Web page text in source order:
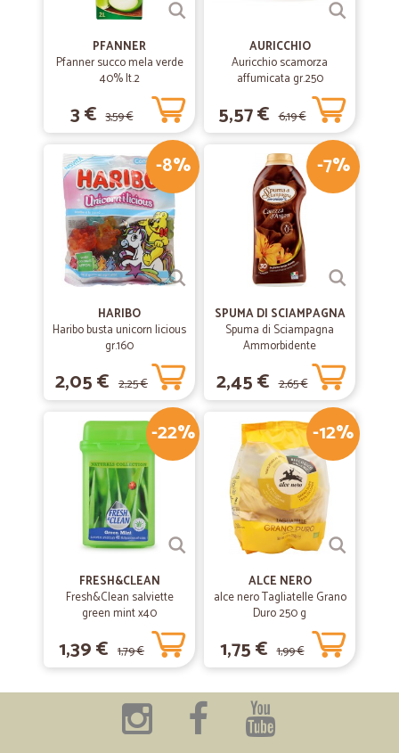
PFANNER
Pfanner succo mela verde
40% lt.2
3 € 3,59 €
AURICCHIO
Auricchio scamorza
affumicata gr.250
5,57 € 6,19 €
-8%
HARIBO
Haribo busta unicorn licious
gr.160
2,05 € 2,25 €
-7%
SPUMA DI SCIAMPAGNA
Spuma di Sciampagna
Ammorbidente
Concentrato Carezza
d'Argan 600 ml
2,45 € 2,65 €
-22%
FRESH&CLEAN
Fresh&Clean salviette
green mint x40
1,39 € 1,79 €
-12%
ALCE NERO
alce nero Tagliatelle Grano
Duro 250 g
1,75 € 1,99 €